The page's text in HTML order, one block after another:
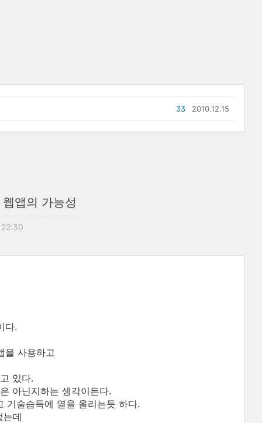
2010.12.15
33
앱의 가능성
다.
을 사용하고
있다.
아닌지하는 생각이든다.
기술습득에 열을 올리는듯 하다.
는데